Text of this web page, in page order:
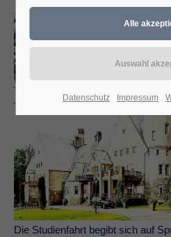
Die Studienfahrt begibt sich auf
Datenschutz Impressum